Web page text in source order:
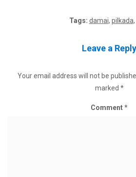
Tags: damai, pilkada,
Leave a Reply
Your email address will not be
marked *
Comment*